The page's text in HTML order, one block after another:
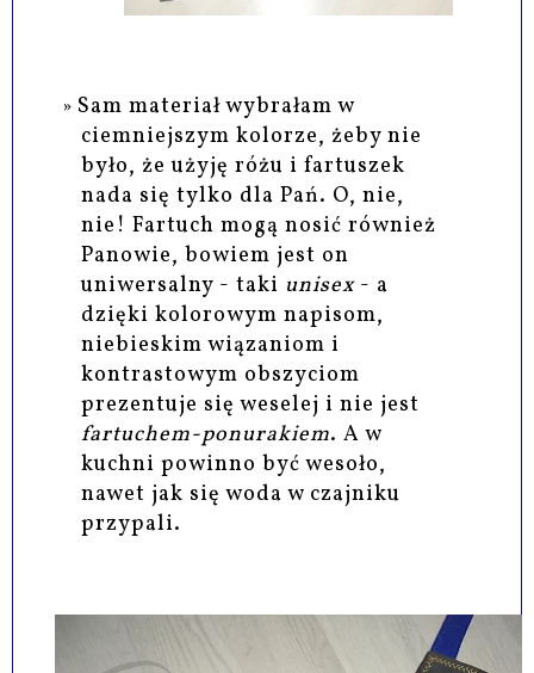
Sam materiał wybrałam w
ciemniejszym kolorze, żeby nie
było, że użyję różu i fartuszek
nada się tylko dla Pań. O, nie,
nie! Fartuch mogą nosić również
Panowie, bowiem jest on
uniwersalny - taki unisex - a
dzięki kolorowym napisom,
niebieskim wiązaniom i
kontrastowym obszyciom
prezentuje się weselej i nie jest
fartuchem-ponurakiem. A w
kuchni powinno być wesoło,
nawet jak się woda w czajniku
przypali.